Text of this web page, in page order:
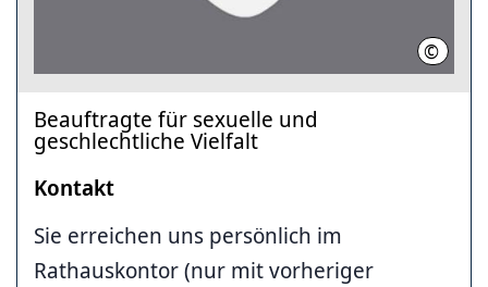
© LHH
Beauftragte für sexuelle und
geschlechtliche Vielfalt
Kontakt
Sie erreichen uns persönlich im
Rathauskontor (nur mit vorheriger